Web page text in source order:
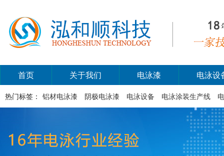
首页 关于我们 电泳漆 电泳设
热门标签： 铝材电泳漆 阴极电泳漆 电泳设备 电泳涂装生产线